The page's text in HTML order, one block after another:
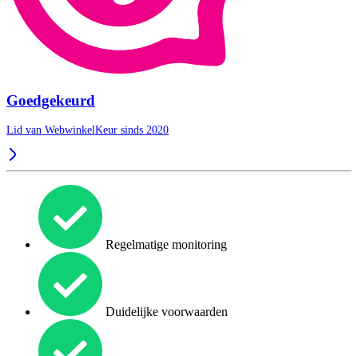
Goedgekeurd
Lid van WebwinkelKeur sinds 2020
Regelmatige monitoring
Duidelijke voorwaarden